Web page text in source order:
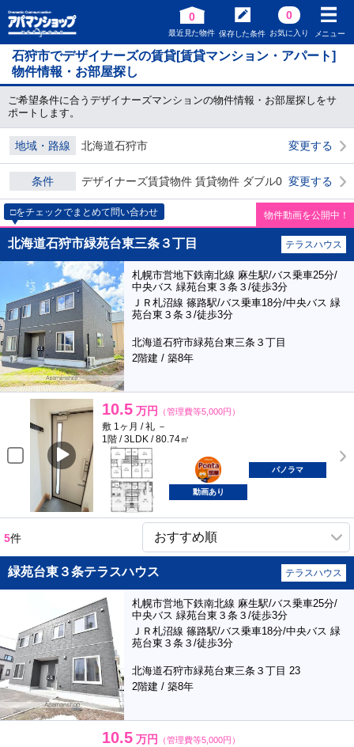
0
最近見た物件 保存した条件
0
お気に入り メニュー
石狩市でデザイナーズの賃貸[賃貸マンション・アパート]
物件情報・お部屋探し
ご希望条件に合うデザイナーズマンションの物件情報・お部屋探しをサ
ポートします。
地域・路線 北海道石狩市 変更する
条件 デザイナーズ賃貸物件 賃貸物件 ダブル0 変更する
□をチェックでまとめて問い合わせ 物件動画を公開中！
北海道石狩市緑苑台東三条３丁目 テラスハウス
札幌市営地下鉄南北線 麻生駅/バス乗車25分/
中央バス 緑苑台東３条３/徒歩3分
ＪＲ札沼線 篠路駅/バス乗車18分/中央バス 緑
苑台東３条３/徒歩3分
北海道石狩市緑苑台東三条３丁目
2階建 / 築8年
10.5 万円 （管理費等5,000円）
敷 1ヶ月 / 礼 －
1階 / 3LDK / 80.74㎡
ポンタ
部屋
パノラマ
動画あり
5件
緑苑台東３条テラスハウス テラスハウス
札幌市営地下鉄南北線 麻生駅/バス乗車25分/
中央バス 緑苑台東３条３/徒歩3分
ＪＲ札沼線 篠路駅/バス乗車18分/中央バス 緑
苑台東３条３/徒歩3分
北海道石狩市緑苑台東三条３丁目 23
2階建 / 築8年
10.5 万円 （管理費等5,000円）